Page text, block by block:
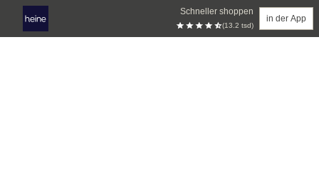
Schneller shoppen
(13.2 tsd)
in der App